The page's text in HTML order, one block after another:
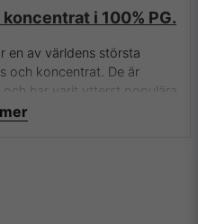
i 100% PG.
en av världens största
och koncentrat. De är
har varit ytterst populära
smaker och fantastisk
& CO) och deras
då på